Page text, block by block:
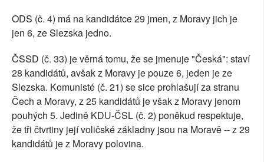
ODS (č. 4) má na kandidátce 29 jmen, z Moravy jich je
jen 6, ze Slezska jedno.
ČSSD (č. 33) je věrná tomu, že se jmenuje "Česká": staví
28 kandidátů, avšak z Moravy je pouze 6, jeden je ze
Slezska. Komunisté (č. 21) se sice prohlašují za stranu
Čech a Moravy, z 25 kandidátů je však z Moravy jenom
pouhých 5. Jedině KDU-ČSL (č. 2) poněkud respektuje,
že tři čtvrtiny její voličské základny jsou na Moravě -- z 29
kandidátů je z Moravy polovina.